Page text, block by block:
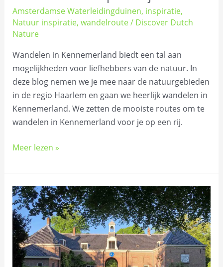
Amsterdamse Waterleidingduinen, inspiratie,
Natuur inspiratie,wandelroute/ Discover Dutch
Nature
Wandelen in Kennemerland biedt een tal aan
mogelijkheden voor liefhebbers van de natuur. In
deze blog nemen we je mee naar de natuurgebieden
in de regio Haarlem en gaan we heerlijk wandelen in
Kennemerland. We zetten de mooiste routes om te
wandelen in Kennemerland voor je op een rij.
Meer lezen »
Wandelen
rond
Buitenplaats
Elswout:
alle
tips